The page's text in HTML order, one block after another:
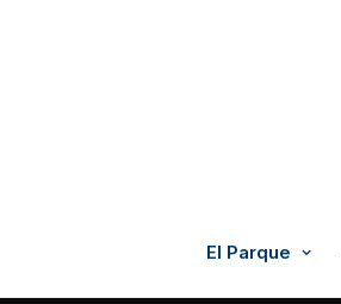
El Parque